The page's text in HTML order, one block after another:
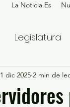
La Noticia Es
Legislatura
dic 2025 2 min de